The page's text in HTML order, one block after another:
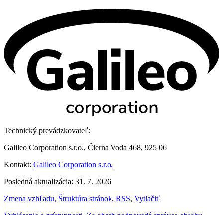
Technický prevádzkovateľ:
Galileo Corporation s.r.o., Čierna Voda 468, 925 06
Kontakt: Galileo Corporation s.r.o.
Posledná aktualizácia: 31. 7. 2026
Zmena vzhľadu, Štruktúra stránok, RSS, Vytlačiť